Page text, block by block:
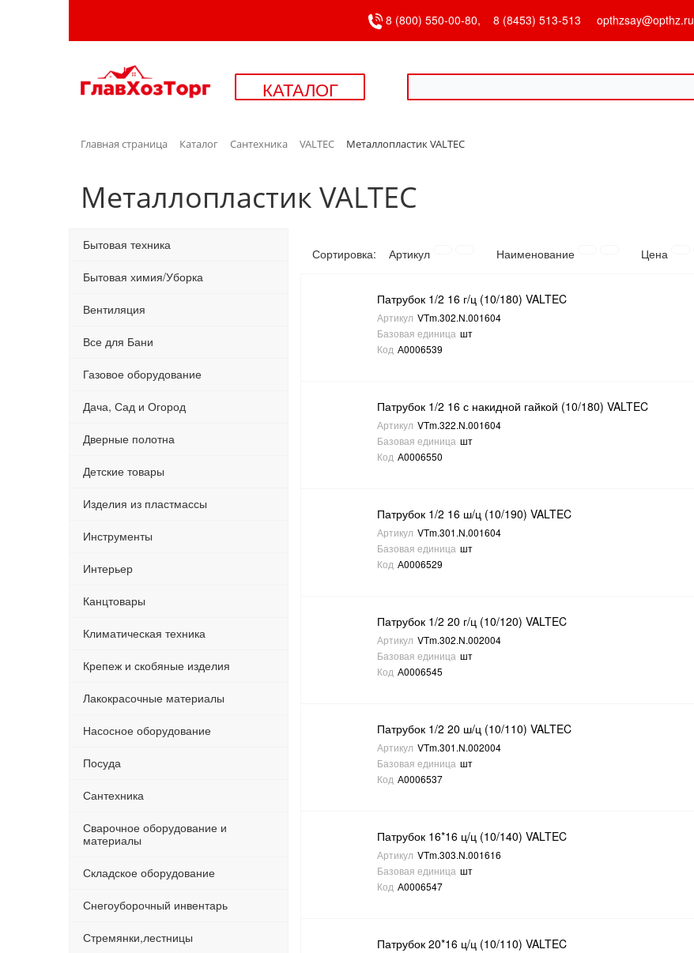
8 (800) 550-00-80, 8 (8453) 513-513 opthzsay@opthz.ru
КАТАЛОГ
Главная страница Каталог Сантехника VALTEC Металлопластик VALTEC
Металлопластик VALTEC
Бытовая техника
Бытовая химия/Уборка
Вентиляция
Все для Бани
Газовое оборудование
Дача, Сад и Огород
Дверные полотна
Детские товары
Изделия из пластмассы
Инструменты
Интерьер
Канцтовары
Климатическая техника
Крепеж и скобяные изделия
Лакокрасочные материалы
Насосное оборудование
Посуда
Сантехника
Сварочное оборудование и
материалы
Складское оборудование
Снегоуборочный инвентарь
Стремянки,лестницы
Сортировка: Артикул Наименование Цена
Патрубок 1/2 16 г/ц (10/180) VALTEC
Артикул VTm.302.N.001604
Базовая единица шт
Код А0006539
Патрубок 1/2 16 с накидной гайкой (10/180) VALTEC
Артикул VTm.322.N.001604
Базовая единица шт
Код А0006550
Патрубок 1/2 16 ш/ц (10/190) VALTEC
Артикул VTm.301.N.001604
Базовая единица шт
Код А0006529
Патрубок 1/2 20 г/ц (10/120) VALTEC
Артикул VTm.302.N.002004
Базовая единица шт
Код А0006545
Патрубок 1/2 20 ш/ц (10/110) VALTEC
Артикул VTm.301.N.002004
Базовая единица шт
Код А0006537
Патрубок 16*16 ц/ц (10/140) VALTEC
Артикул VTm.303.N.001616
Базовая единица шт
Код А0006547
Патрубок 20*16 ц/ц (10/110) VALTEC